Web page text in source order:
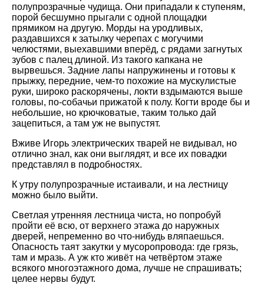
полупрозрачные чудища. Они припадали к ступеням,
порой бесшумно прыгали с одной площадки
прямиком на другую. Морды на уродливых,
раздавшихся к затылку черепах с могучими
челюстями, выехавшими вперёд, с рядами загнутых
зубов с палец длиной. Из такого капкана не
вырвешься. Задние лапы напружинены и готовы к
прыжку, передние, чем-то похожие на мускулистые
руки, широко раскорячены, локти вздымаются выше
головы, по-собачьи прижатой к полу. Когти вроде бы и
небольшие, но крючковатые, таким только дай
зацепиться, а там уж не выпустят.
Вживе Игорь электрических тварей не видывал, но
отлично знал, как они выглядят, и все их повадки
представлял в подробностях.
К утру полупрозрачные истаивали, и на лестницу
можно было выйти.
Светлая утренняя лестница чиста, но попробуй
пройти её всю, от верхнего этажа до наружных
дверей, непременно во что-нибудь вляпаешься.
Опасность таят закутки у мусоропровода: где грязь,
там и мразь. А уж кто живёт на четвёртом этаже
всякого многоэтажного дома, лучше не спрашивать;
целее нервы будут.